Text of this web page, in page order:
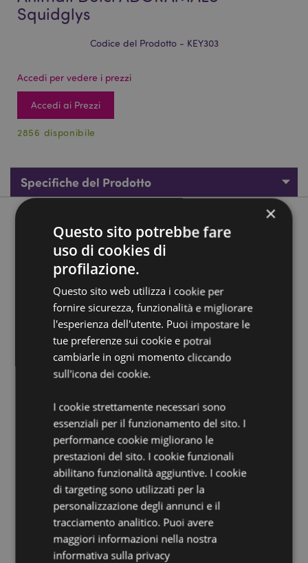
Squidglys
Codice del Prodotto - KEY303
Accedi per vedere i prezzi
Accedi ai Prezzi
2856 disponibile
Specifiche del Prodotto
Descrizione del Prodotto
Portachiavi in Peluche - Domestici - Animali Dolci
ADORAMALS - Squidglys
Materiali:Poliestere e Nylon
Marchio CE/UKCA:Sì
EN71:
Non Adatto a:0 - 3 Anni
Vuoi informazioni su come inoltrare un ordine
utilizzando il sito internet di Puckator? Leggi la nostra
guida all'acquisto.
Dettagli del Prodotto
Informazioni
Aggiuntive
Altezza 9-11cm Larghezza 7cm Profondità 5.5-
5055071506581
192
×
Questo sito potrebbe fare
uso di cookies di
profilazione.
Questo sito web utilizza i cookie per
fornire sicurezza, funzionalità e migliorare
l'esperienza dell'utente. Puoi impostare le
tue preferenze sui cookie e potrai
cambiarle in ogni momento cliccando
sull'icona dei cookie.
I cookie strettamente necessari sono
essenziali per il funzionamento del sito. I
performance cookie migliorano le
prestazioni del sito. I cookie funzionali
abilitano funzionalità aggiuntive. I cookie
di targeting sono utilizzati per la
personalizzazione degli annunci e il
tracciamento analitico. Puoi avere
maggiori informazioni nella nostra
informativa sulla privacy